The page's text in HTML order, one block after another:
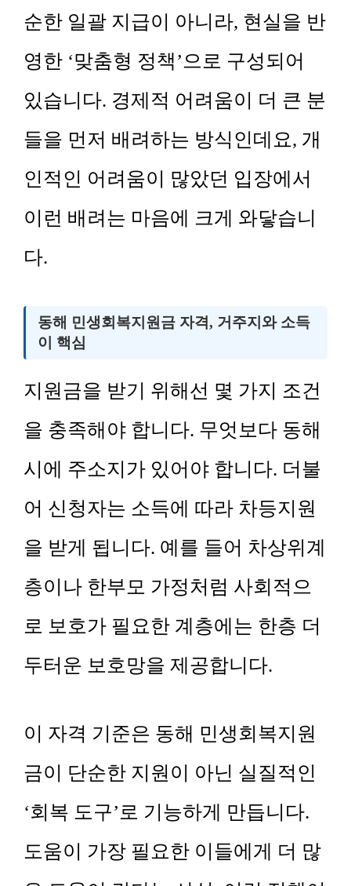
순한 일괄 지급이 아니라, 현실을 반
영한 ‘맞춤형 정책’으로 구성되어
있습니다. 경제적 어려움이 더 큰 분
들을 먼저 배려하는 방식인데요, 개
인적인 어려움이 많았던 입장에서
이런 배려는 마음에 크게 와닿습니
다.
동해 민생회복지원금 자격, 거주지와 소득
이 핵심
지원금을 받기 위해선 몇 가지 조건
을 충족해야 합니다. 무엇보다 동해
시에 주소지가 있어야 합니다. 더불
어 신청자는 소득에 따라 차등지원
을 받게 됩니다. 예를 들어 차상위계
층이나 한부모 가정처럼 사회적으
로 보호가 필요한 계층에는 한층 더
두터운 보호망을 제공합니다.
이 자격 기준은 동해 민생회복지원
금이 단순한 지원이 아닌 실질적인
‘회복 도구’로 기능하게 만듭니다.
도움이 가장 필요한 이들에게 더 많